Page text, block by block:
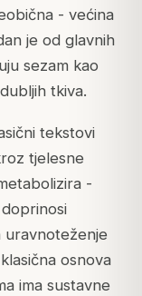
- većina
je od glavnih
sezam kao
tkiva.
tekstovi
tjelesne
-
uravnoteženje
osnova
ima sustavne